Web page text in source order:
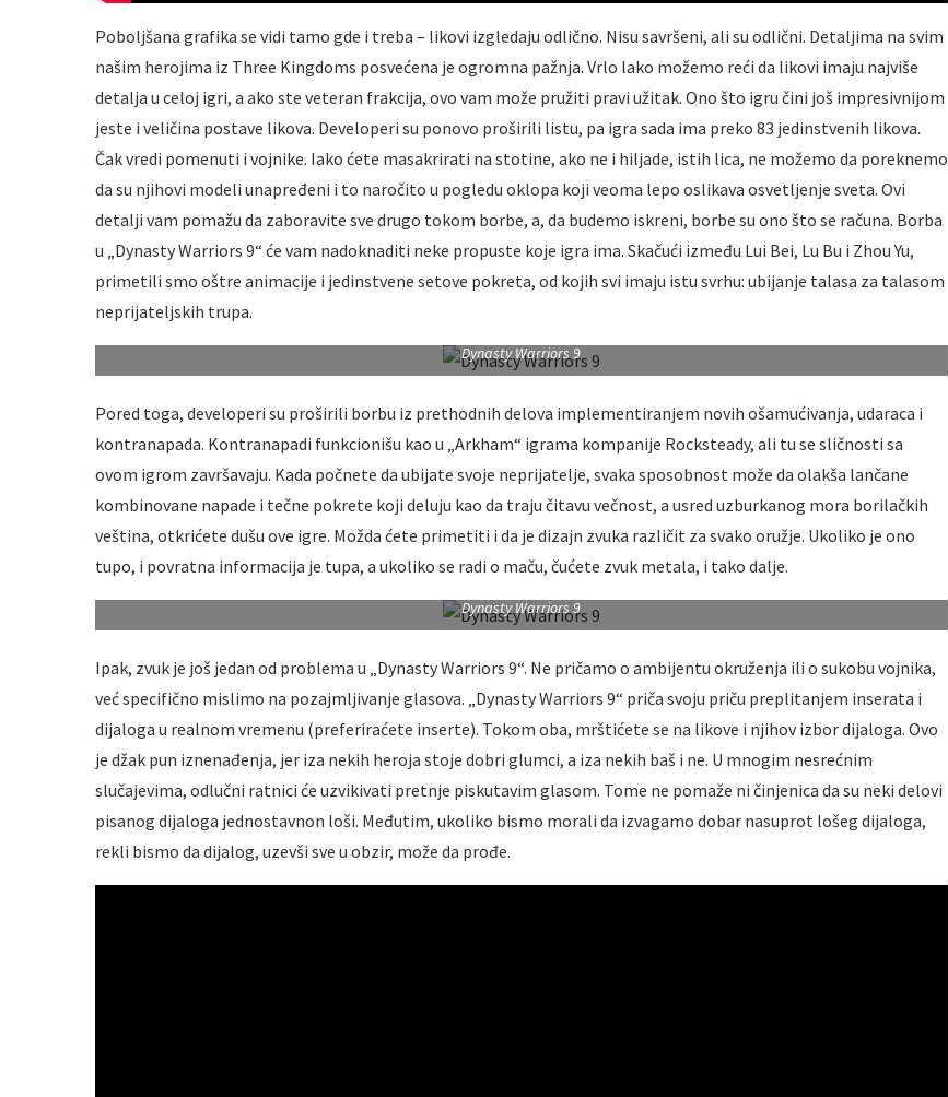
Poboljšana grafika se vidi tamo gde i treba – likovi izgledaju odlično. Nisu savršeni, ali su odlični. Detaljima na svim
našim herojima iz Three Kingdoms posvećena je ogromna pažnja. Vrlo lako možemo reći da likovi imaju najviše
detalja u celoj igri, a ako ste veteran frakcija, ovo vam može pružiti pravi užitak. Ono što igru čini još impresivnijom
jeste i veličina postave likova. Developeri su ponovo proširili listu, pa igra sada ima preko 83 jedinstvenih likova.
Čak vredi pomenuti i vojnike. Iako ćete masakrirati na stotine, ako ne i hiljade, istih lica, ne možemo da poreknemo
da su njihovi modeli unapređeni i to naročito u pogledu oklopa koji veoma lepo oslikava osvetljenje sveta. Ovi
detalji vam pomažu da zaboravite sve drugo tokom borbe, a, da budemo iskreni, borbe su ono što se računa. Borba
u „Dynasty Warriors 9“ će vam nadoknaditi neke propuste koje igra ima. Skačući između Lui Bei, Lu Bu i Zhou Yu,
primetili smo oštre animacije i jedinstvene setove pokreta, od kojih svi imaju istu svrhu: ubijanje talasa za talasom
neprijateljskih trupa.
Dynasty Warriors 9
Pored toga, developeri su proširili borbu iz prethodnih delova implementiranjem novih ošamućivanja, udaraca i
kontranapada. Kontranapadi funkcionišu kao u „Arkham“ igrama kompanije Rocksteady, ali tu se sličnosti sa
ovom igrom završavaju. Kada počnete da ubijate svoje neprijatelje, svaka sposobnost može da olakša lančane
kombinovane napade i tečne pokrete koji deluju kao da traju čitavu večnost, a usred uzburkanog mora borilačkih
veština, otkrićete dušu ove igre. Možda ćete primetiti i da je dizajn zvuka različit za svako oružje. Ukoliko je ono
tupo, i povratna informacija je tupa, a ukoliko se radi o maču, čućete zvuk metala, i tako dalje.
Dynasty Warriors 9
Ipak, zvuk je još jedan od problema u „Dynasty Warriors 9“. Ne pričamo o ambijentu okruženja ili o sukobu vojnika,
već specifično mislimo na pozajmljivanje glasova. „Dynasty Warriors 9“ priča svoju priču preplitanjem inserata i
dijaloga u realnom vremenu (preferiraćete inserte). Tokom oba, mrštićete se na likove i njihov izbor dijaloga. Ovo
je džak pun iznenađenja, jer iza nekih heroja stoje dobri glumci, a iza nekih baš i ne. U mnogim nesrećnim
slučajevima, odlučni ratnici će uzvikivati pretnje piskutavim glasom. Tome ne pomaže ni činjenica da su neki delovi
pisanog dijaloga jednostavnon loši. Međutim, ukoliko bismo morali da izvagamo dobar nasuprot lošeg dijaloga,
rekli bismo da dijalog, uzevši sve u obzir, može da prođe.